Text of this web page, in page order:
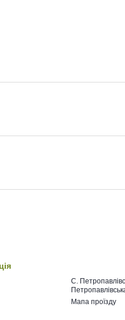
C.
Мапа проїзду